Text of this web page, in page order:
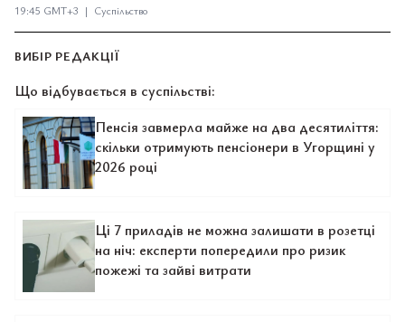
19:45 GMT+3 | Суспільство
ВИБІР РЕДАКЦІЇ
Що відбувається в суспільстві:
Пенсія завмерла майже на два десятиліття:
скільки отримують пенсіонери в Угорщині у
2026 році
Ці 7 приладів не можна залишати в розетці
на ніч: експерти попередили про ризик
пожежі та зайві витрати